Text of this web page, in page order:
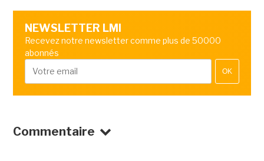
NEWSLETTER LMI
Recevez notre newsletter comme plus de 50000
abonnés
OK
Commentaire